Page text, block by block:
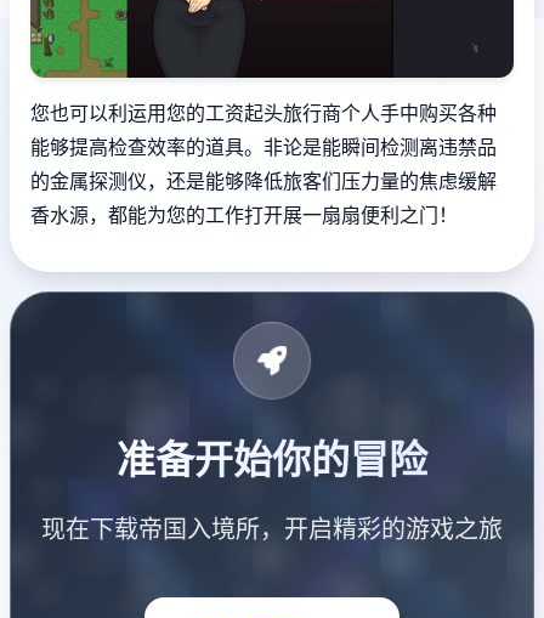
您也可以利运用您的工资起头旅行商个人手中购买各种
能够提高检查效率的道具。非论是能瞬间检测离违禁品
的金属探测仪，还是能够降低旅客们压力量的焦虑缓解
香水源，都能为您的工作打开展一扇扇便利之门！
准备开始你的冒险
现在下载帝国入境所，开启精彩的游戏之旅